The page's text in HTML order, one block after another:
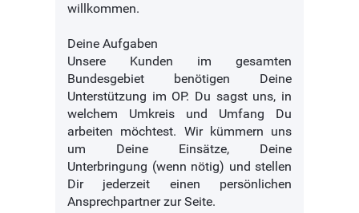
willkommen.
Deine Aufgaben
Unsere Kunden im gesamten
Bundesgebiet benötigen Deine
Unterstützung im OP. Du sagst uns, in
welchem Umkreis und Umfang Du
arbeiten möchtest. Wir kümmern uns
um Deine Einsätze, Deine
Unterbringung (wenn nötig) und stellen
Dir jederzeit einen persönlichen
Ansprechpartner zur Seite.